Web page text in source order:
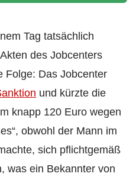
Tag tatsächlich
des Jobcenters
Folge: Das Jobcenter
und kürzte die
knapp 120 Euro wegen
obwohl der Mann im
sich pflichtgemäß
was ein Bekannter von